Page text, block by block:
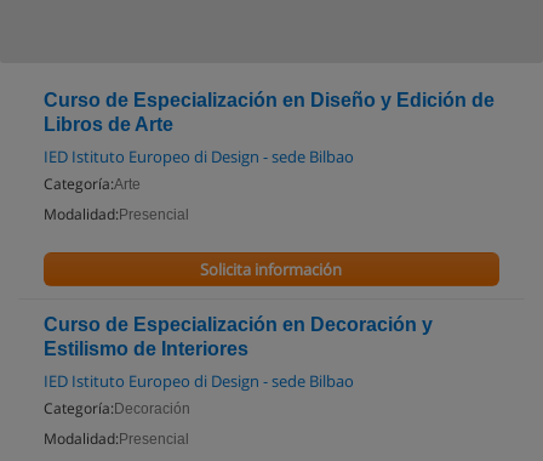
Curso de Especialización en Diseño y Edición de
Libros de Arte
IED Istituto Europeo di Design - sede Bilbao
Categoría:Arte
Modalidad: Presencial
Solicita información
Curso de Especialización en Decoración y
Estilismo de Interiores
IED Istituto Europeo di Design - sede Bilbao
Categoría: Decoración
Modalidad: Presencial